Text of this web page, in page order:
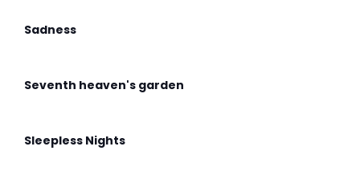
Sadness
Seventh heaven's garden
Sleepless Nights